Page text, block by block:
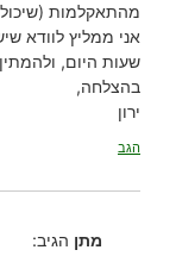
מהתאקלמות
אני ממליץ לוודא
שעות היום,
בהצלחה,
ירון
הגב
מתן הגיב: